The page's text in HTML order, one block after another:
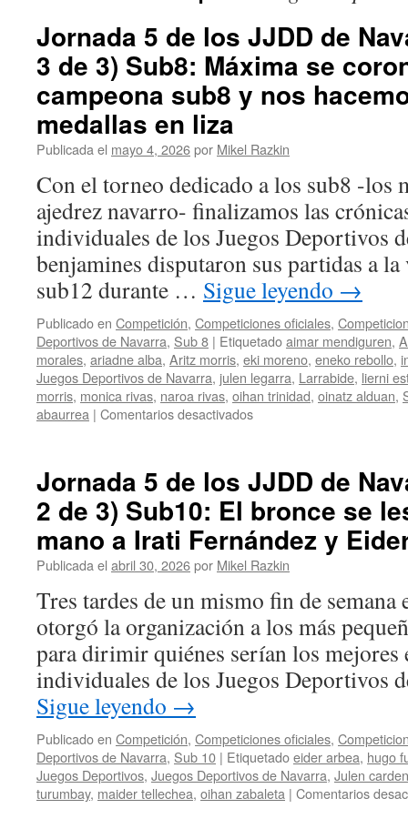
Jornada 5 de los JJDD de
3 de 3) Sub8: Máxima se
campeona sub8 y nos
medallas en liza
Publicada el mayo 4, 2026por Mikel Razkin
Con el torneo dedicado a los sub8 -los
ajedrez navarro- finalizamos las
individuales de los Juegos Deportivos
benjamines disputaron sus partidas a
sub12 durante … Sigue leyendo →
Publicado en Competición, Competiciones oficiales,
Deportivos de Navarra, Sub 8 | Etiquetadoaimar mendiguren,
morales, ariadne alba, Aritz morris, eki moreno, eneko rebollo,
Juegos Deportivos de Navarra, julen legarra, Larrabide, lierni
morris, monica rivas, naroa rivas, oihan trinidad, oinatz alduan,
abaurrea | Comentarios desactivadosen
los
JJDD
de
Navarra
2026
(parte
3
de
3)
Sub8:
Máxima
se
campeona
sub8
y
nos
Jornada 5 de los JJDD de
2 de 3) Sub10: El bronce se
mano a Irati Fernández y
Publicada el abril 30, 2026por Mikel Razkin
Tres tardes de un mismo fin de semana
otorgó la organización a los más
para dirimir quiénes serían los mejores
individuales de los Juegos Deportivos
Sigue leyendo →
Publicado en Competición, Competiciones oficiales,
Deportivos de Navarra, Sub 10 | Etiquetadoeider arbea, hugo
Juegos Deportivos, Juegos Deportivos de Navarra, Julen
turumbay, maider tellechea, oihan zabaleta | Comentarios